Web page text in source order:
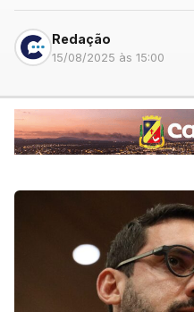
Redação
15/08/2025 às 15:00